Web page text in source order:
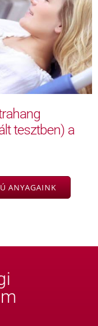
tesztben) a
ANYAGAINK